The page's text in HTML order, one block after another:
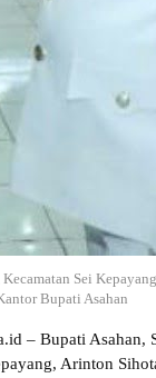
Sei
Bupati Asahan
– Bupati Asahan,
Arinton